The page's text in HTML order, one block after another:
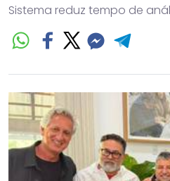
Sistema reduz tempo de